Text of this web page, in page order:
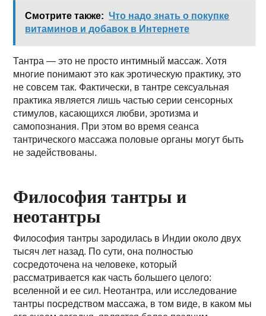
Смотрите также: Что надо знать о покупке
витаминов и добавок в Интернете
Тантра — это не просто интимный массаж. Хотя
многие понимают это как эротическую практику, это
не совсем так. Фактически, в тантре сексуальная
практика является лишь частью серии сенсорных
стимулов, касающихся любви, эротизма и
самопознания. При этом во время сеанса
тантрического массажа половые органы могут быть
не задействованы.
Философия тантры и
неотантры
Философия тантры зародилась в Индии около двух
тысяч лет назад. По сути, она полностью
сосредоточена на человеке, который
рассматривается как часть большего целого:
вселенной и ее сил. Неотантра, или исследование
тантры посредством массажа, в том виде, в каком мы